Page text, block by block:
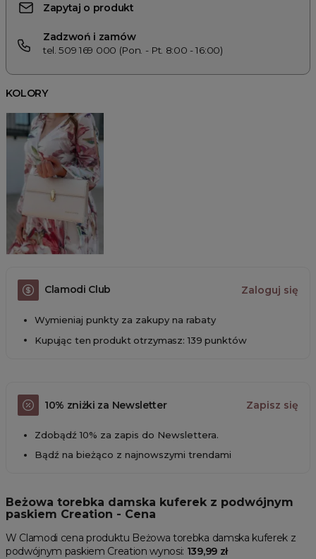
Zapytaj o produkt
Zadzwoń i zamów
tel. 509 169 000 (Pon. - Pt. 8:00 - 16:00)
KOLORY
Clamodi Club Zaloguj się
Wymieniaj punkty za zakupy na rabaty
Kupując ten produkt otrzymasz: 139 punktów
10% zniżki za Newsletter Zapisz się
Zdobądź 10% za zapis do Newslettera.
Bądź na bieżąco z najnowszymi trendami
Beżowa torebka damska kuferek z podwójnym
paskiem Creation - Cena
W Clamodi cena produktu Beżowa torebka damska kuferek z
podwójnym paskiem Creation wynosi: 139,99 zł